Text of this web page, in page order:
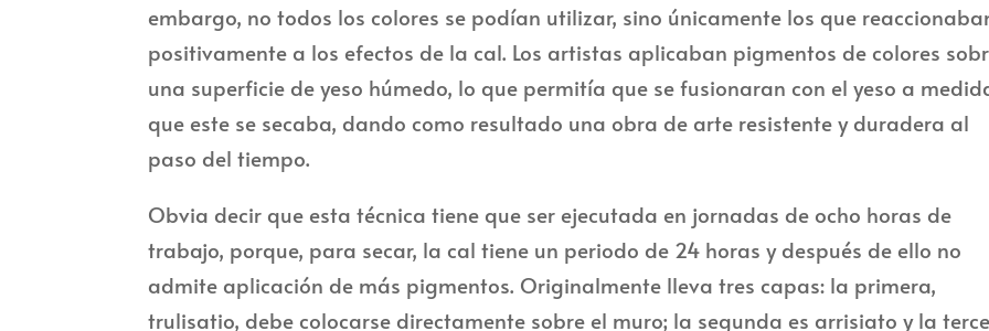
embargo, no todos los colores se podían utilizar, sino únicamente los que
positivamente a los efectos de la cal. Los artistas aplicaban pigmentos de colores
una superficie de yeso húmedo, lo que permitía que se fusionaran con el yeso a
que este se secaba, dando como resultado una obra de arte resistente y duradera al
paso del tiempo.
Obvia decir que esta técnica tiene que ser ejecutada en jornadas de ocho horas de
trabajo, porque, para secar, la cal tiene un periodo de 24 horas y después de ello no
admite aplicación de más pigmentos. Originalmente lleva tres capas: la primera,
trulisatio, debe colocarse directamente sobre el muro; la segunda es arrisiato y la